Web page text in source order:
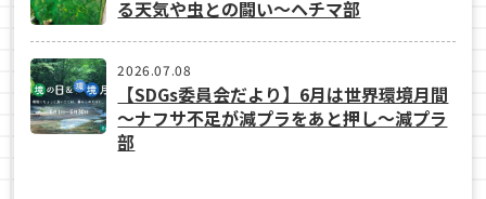
る天気や虫との闘い～ヘチマ部
2026.07.08
【SDGs委員会だより】6月は世界環境月間
～ナフサ不足が減プラをあと押し～減プラ
部